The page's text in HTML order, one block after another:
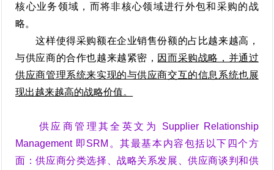
核心业务领域，而将非核心领域进行外包和采购的战
略。
这样使得采购额在企业销售份额的占比越来越高，
与供应商的合作也越来越紧密， 因而采购战略，并通过
供应商管理系统来实现的与供应商交互的信息系统也展
现出越来越高的战略价值。
供应商管理其全英文为 Supplier Relationship
Management 即SRM。其最基本内容包括以下四个方
面：供应商分类选择、战略关系发展、供应商谈判和供